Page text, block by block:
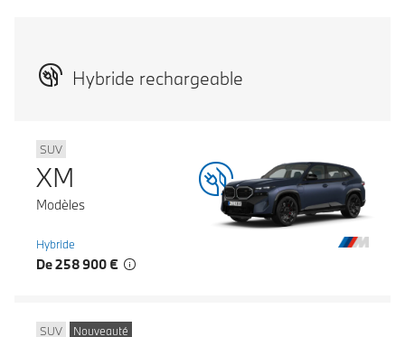
Hybride rechargeable
SUV
XM
Modèles
Hybride
De 258 900 €
SUV Nouveauté